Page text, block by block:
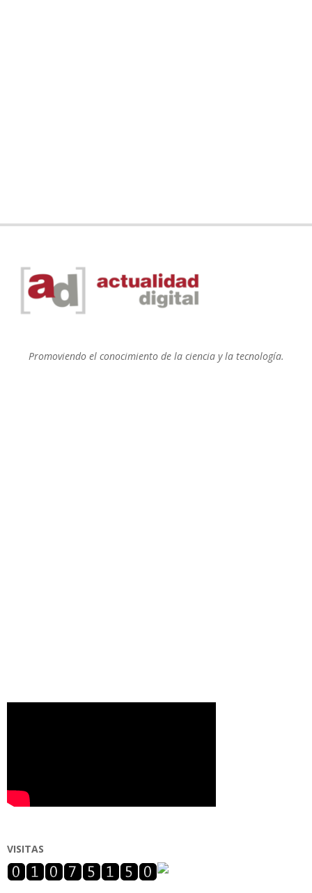
Promoviendo el conocimiento de la ciencia y la tecnología.
VISITAS